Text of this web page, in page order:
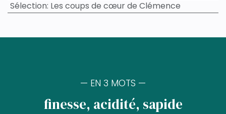
Sélection: Les coups de cœur de Clémence
— EN 3 MOTS —
finesse, acidité, sapide